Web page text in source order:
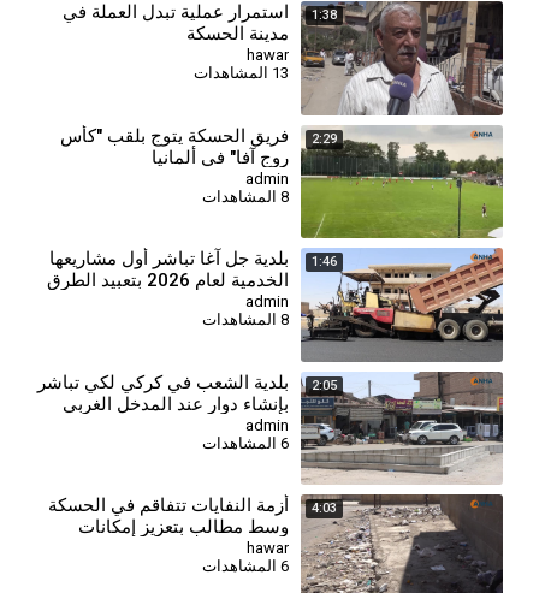
1:38
استمرار عملية تبدل العملة في
مدينة الحسكة
hawar
13 المشاهدات
2:29
فريق الحسكة يتوج بلقب "كأس
روج آفا" في ألمانيا
admin
1:46
بلدية جل آغا تباشر أول مشاريعها
الخدمية لعام 2026 بتعبيد الطرق
admin
8 المشاهدات
2:05
بلدية الشعب في كركي لكي تباشر
بإنشاء دوار عند المدخل الغربي
admin
6 المشاهدات
4:03
أزمة النفايات تتفاقم في الحسكة
وسط مطالب بتعزيز إمكانات
قطاع النظافة
hawar
6 المشاهدات